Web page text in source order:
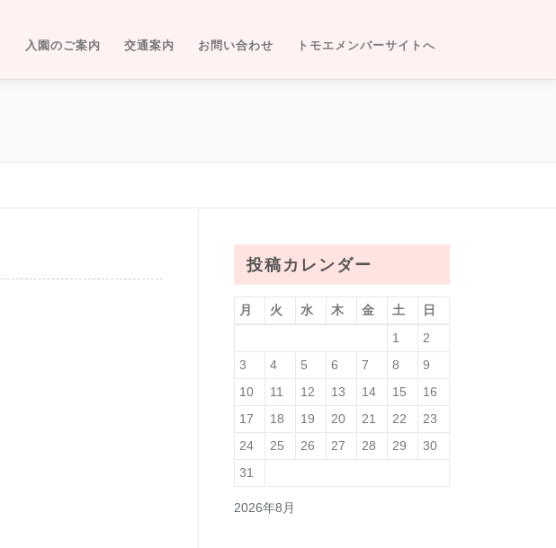
入園のご案内 交通案内 お問い合わせ トモエメンバーサイトへ
投稿カレンダー
2026年8月
月 火 水 木 金 土
日
1
2
3
4 5 6 7 8
9
10
11 12 13 14 15
16
17
18 19 20 21 22
23
24
25 26 27 28 29
30
31